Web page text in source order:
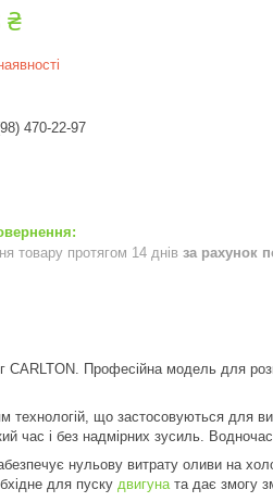
₴
470-22-97
товару протягом 14 днів за рахунок
Професійна модель для
технологій, що застосовуються для
час і без надмірних зусиль.
нульову витрату оливи на
для пуску двигуна та дає змогу